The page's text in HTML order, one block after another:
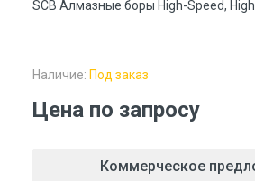
SCB Алмазные боры High-Speed,
Наличие: Под заказ
Цена по запросу
Коммерческое